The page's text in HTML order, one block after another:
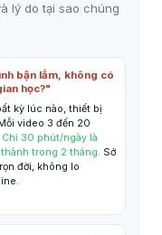
lý do tại sao chúng
bận lắm, không có
học?"
kỳ lúc nào, thiết bị
video 3 đến 20
Chỉ 30 phút/ngày là
thành trong 2 tháng. Sở
đời, không lo